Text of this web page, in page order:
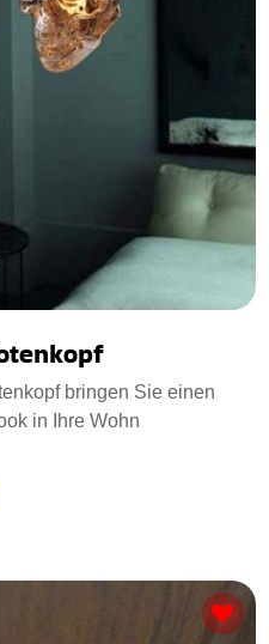
bringen Sie einen
in Ihre Wohn